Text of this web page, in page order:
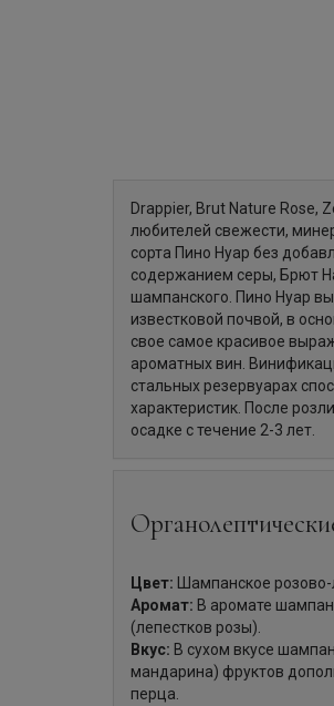
Drappier, Brut Nature Rose,
любителей свежести,
сорта Пино Нуар без
содержанием серы, Брют
шампанского. Пино Нуар
известковой почвой, в
свое самое красивое
ароматных вин.
стальных резервуарах
характеристик. После
осадке с течение 2-3 лет.
Цвет: Шампанское розово-
Аромат: В аромате
(лепестков розы).
Вкус: В сухом вкусе
мандарина) фруктов
перца.